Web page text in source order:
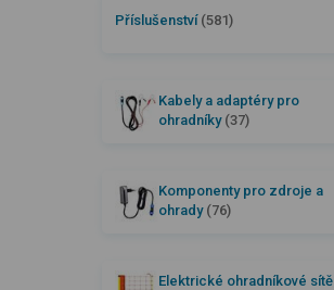
Příslušenství (581)
Kabely a adaptéry pro
ohradníky (37)
Komponenty pro zdroje a
ohrady (76)
Elektrické ohradníkové sítě